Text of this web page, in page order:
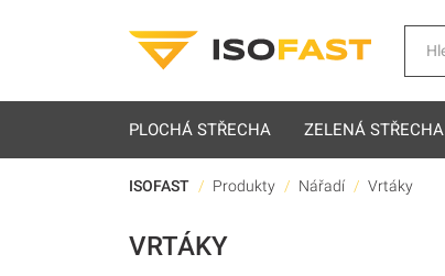
PLOCHÁ STŘECHA ZELENÁ STŘECHA
ISOFAST Produkty Nářadí Vrtáky
VRTÁKY